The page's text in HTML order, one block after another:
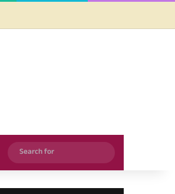
Search
for